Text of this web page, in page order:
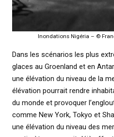
Inondations Nigéria – ©
Dans les scénarios les plus
glaces au Groenland et en
une élévation du niveau de la
élévation pourrait rendre
du monde et provoquer
comme New York, Tokyo et
une élévation du niveau des